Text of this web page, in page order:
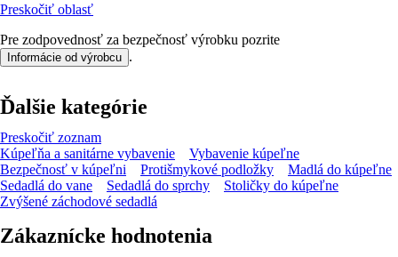
Preskočiť oblasť
Pre zodpovednosť za bezpečnosť výrobku pozrite
Informácie od výrobcu .
Ďalšie kategórie
Preskočiť zoznam
Kúpeľňa a sanitárne vybavenie
Vybavenie kúpeľne
Bezpečnosť v kúpeľni
Protišmykové podložky
Madlá do kúpeľne
Sedadlá do vane
Sedadlá do sprchy
Stoličky do kúpeľne
Zvýšené záchodové sedadlá
Zákaznícke hodnotenia